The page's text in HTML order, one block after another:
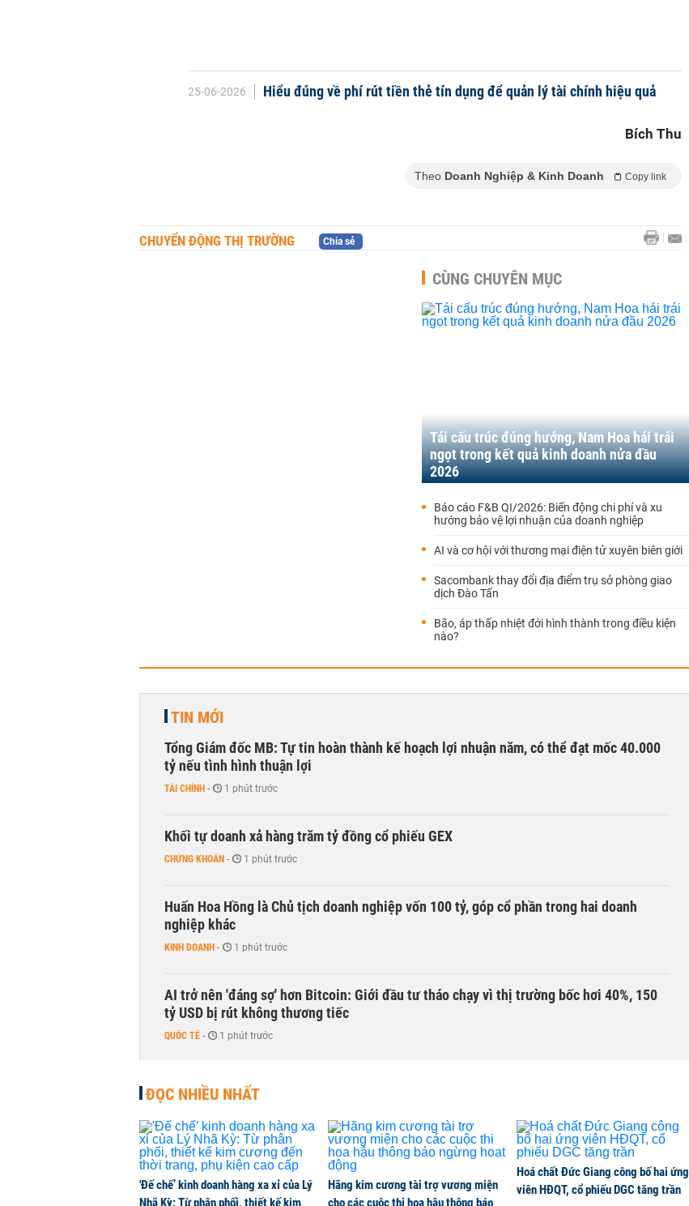
25-06-2026 Hiểu đúng về phí rút tiền thẻ tín dụng để quản lý tài chính hiệu quả
Bích Thu
Theo Doanh Nghiệp & Kinh Doanh Copy link
CHUYỂN ĐỘNG THỊ TRƯỜNG Chia sẻ
CÙNG CHUYÊN MỤC
Tái cấu trúc đúng hướng, Nam Hoa hái trái
ngọt trong kết quả kinh doanh nửa đầu
2026
Báo cáo F&B QI/2026: Biến động chi phí và xu
hướng bảo vệ lợi nhuận của doanh nghiệp
AI và cơ hội với thương mại điện tử xuyên biên giới
Sacombank thay đổi địa điểm trụ sở phòng giao
dịch Đào Tấn
Bão, áp thấp nhiệt đới hình thành trong điều kiện
nào?
TIN MỚI
Tổng Giám đốc MB: Tự tin hoàn thành kế hoạch lợi nhuận năm, có thể đạt mốc 40.000
tỷ nếu tình hình thuận lợi
TÀI CHÍNH - 1 phút trước
Khối tự doanh xả hàng trăm tỷ đồng cổ phiếu GEX
CHỨNG KHOÁN - 1 phút trước
Huấn Hoa Hồng là Chủ tịch doanh nghiệp vốn 100 tỷ, góp cổ phần trong hai doanh
nghiệp khác
KINH DOANH - 1 phút trước
AI trở nên 'đáng sợ' hơn Bitcoin: Giới đầu tư tháo chạy vì thị trường bốc hơi 40%, 150
tỷ USD bị rút không thương tiếc
QUỐC TẾ - 1 phút trước
Doanh nghiệp duy nhất sản xuất vàng mã trên sàn báo lãi tăng 64%, không vay một
đồng nào từ ngân hàng
KINH DOANH - 1 phút trước
Con gái tỷ phú Phạm Nhật Vượng lần đầu tham gia vào hệ sinh thái Vingroup
1 phút trước
ĐỌC NHIỀU NHẤT
'Đế chế’ kinh doanh hàng xa xỉ của Lý
Nhã Kỳ: Từ phân phối, thiết kế kim
Hãng kim cương tài trợ vương miện
cho các cuộc thi hoa hậu thông báo
Hoá chất Đức Giang công bố hai ứng
viên HĐQT, cổ phiếu DGC tăng trần